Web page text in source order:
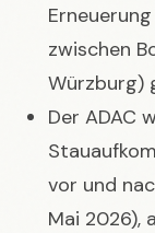
zwischen
Würzburg)
Der ADAC
vor und
Mai 2026),